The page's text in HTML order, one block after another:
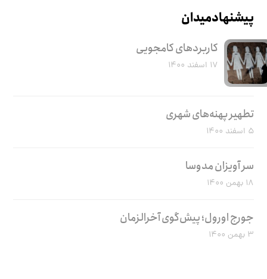
پیشنهاد میدان
کاربرد‌های کامجویی
۱۷ اسفند ۱۴۰۰
تطهیر پهنه‌های شهری
۵ اسفند ۱۴۰۰
سر آویزان مدوسا
۱۸ بهمن ۱۴۰۰
جورج اورول؛ پیش‌گوی آخرالزمان
۳ بهمن ۱۴۰۰